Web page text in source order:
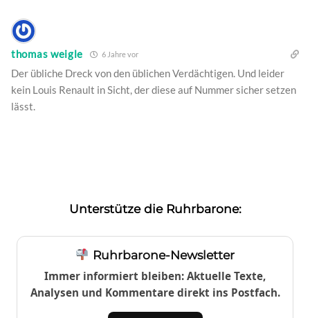
thomas weigle 6 Jahre vor
Der übliche Dreck von den üblichen Verdächtigen. Und leider
kein Louis Renault in Sicht, der diese auf Nummer sicher setzen
lässt.
Unterstütze die Ruhrbarone:
Ruhrbarone-Newsletter
Immer informiert bleiben: Aktuelle Texte,
Analysen und Kommentare direkt ins Postfach.